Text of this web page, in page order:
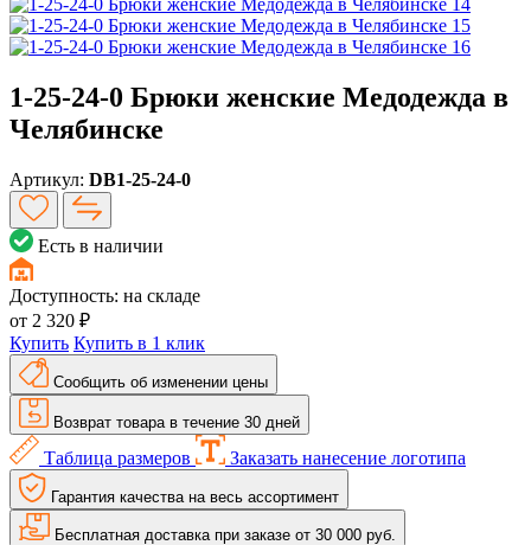
1-25-24-0 Брюки женские Медодежда в
Челябинске
Артикул: DB1-25-24-0
Есть в наличии
Доступность: на складе
от 2 320 ₽
Купить Купить в 1 клик
Сообщить об изменении цены
Возврат товара в течение 30 дней
Таблица размеров Заказать нанесение логотипа
Гарантия качества на весь ассортимент
Бесплатная доставка при заказе от 30 000 руб.